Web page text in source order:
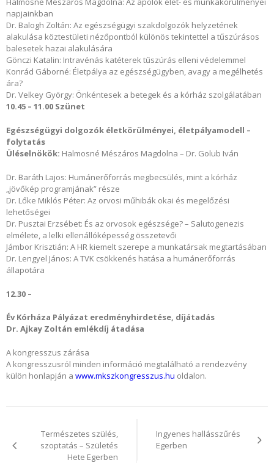
napjainkban
Dr. Balogh Zoltán: Az egészségügyi szakdolgozók helyzetének
alakulása köztestületi nézőpontból különös tekintettel a tűszúrásos
balesetek hazai alakulására
Gönczi Katalin: Intravénás katéterek tűszúrás elleni védelemmel
Konrád Gáborné: Életpálya az egészségügyben, avagy a megélhetés
ára?
Dr. Velkey György: Önkéntesek a betegek és a kórház szolgálatában
10.45 – 11.00 Szünet
Egészségügyi dolgozók életkörülményei, életpályamodell –
folytatás
Üléselnökök: Halmosné Mészáros Magdolna – Dr. Golub Iván
Dr. Baráth Lajos: Humánerőforrás megbecsülés, mint a kórház
„jövőkép programjának” része
Dr. Lőke Miklós Péter: Az orvosi műhibák okai és megelőzési
lehetőségei
Dr. Pusztai Erzsébet: És az orvosok egészsége? – Salutogenezis
elmélete, a lelki ellenállóképesség összetevői
Jámbor Krisztián: A HR kiemelt szerepe a munkatársak megtartásában
Dr. Lengyel János: A TVK csökkenés hatása a humánerőforrás
állapotára
12.30 –
Év Kórháza Pályázat eredményhirdetése, díjátadás
Dr. Ajkay Zoltán emlékdíj átadása
A kongresszus zárása
A kongresszusról minden információ megtalálható a rendezvény
külön honlapján a www.mkszkongresszus.hu oldalon.
navigációTermészetes szülés,
szoptatás – Születés
Hete Egerben
Ingyenes hallásszűrés
Egerben